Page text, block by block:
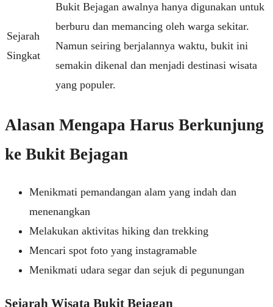
Sejarah
Singkat
Bukit Bejagan awalnya hanya digunakan untuk
berburu dan memancing oleh warga sekitar.
Namun seiring berjalannya waktu, bukit ini
semakin dikenal dan menjadi destinasi wisata
yang populer.
Alasan Mengapa Harus Berkunjung
ke Bukit Bejagan
Menikmati pemandangan alam yang indah dan
menenangkan
Melakukan aktivitas hiking dan trekking
Mencari spot foto yang instagramable
Menikmati udara segar dan sejuk di pegunungan
Sejarah Wisata Bukit Bejagan